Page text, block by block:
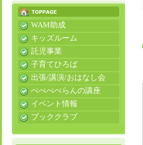
WAM助成
キッズルーム
託児事業
子育てひろば
出張/講演/おはなし会
ぺぺぺぺらんの講座
イベント情報
ブッククラブ